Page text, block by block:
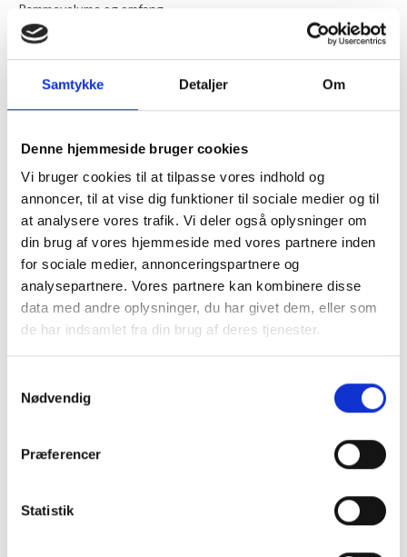
Samtykke Detaljer Om
Denne hjemmeside bruger cookies
Vi bruger cookies til at tilpasse vores indhold og
annoncer, til at vise dig funktioner til sociale medier og til
at analysere vores trafik. Vi deler også oplysninger om
din brug af vores hjemmeside med vores partnere inden
for sociale medier, annonceringspartnere og
analysepartnere. Vores partnere kan kombinere disse
data med andre oplysninger, du har givet dem, eller som
de har indsamlet fra din brug af deres tjenester.
Nødvendig
Præferencer
Statistik
Rammevolume og omfang
PhoEco rammen tillader en max tykkelse af indholdet på 3 mm.
Rammeglasset
Glasstandarden har en tykkelse på 2 mm.
Fordelen ved det farveneutrale plexisikkerhedsglas er at der ikke
UV-strålerne stoppes af det genbrugsvenlige frontglas med 48%.
Du kan benytte voresakrylrens, hvis du ønsker at gøre akrylen
mere dybdegående rent.
Sæt dit billede sikkert ind i rammen via et flotpassepartout- vælg
mellem flere typer. Det skåner det indrammede materiale, da det
sørger for, at det ikke kommer i kontakt med frontglas. Det er
også en smart måde at udstille sit billede på.
Ophængning og ståplads
Du bestemmer selv om din plakatramme skal hænge vandret eller
lodret. Vi har sørget for at der sidder hængebeslag fastmonteret
på rammen bagside.
Inkluderet i egetræsrammen er en MDF plade og et lysægte papir
rammen.
Kunne disse tilsvarende produkter have interesse?